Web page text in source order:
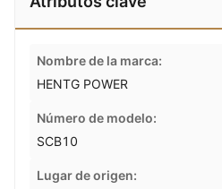
Nombre de la marca:
HENTG POWER
Número de modelo:
SCB10
Lugar de origen: